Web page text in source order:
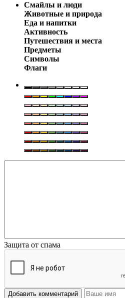
Смайлы и люди
Животные и природа
Еда и напитки
Активность
Путешествия и места
Предметы
Символы
Флаги
Защита от спама
Добавить комментарий